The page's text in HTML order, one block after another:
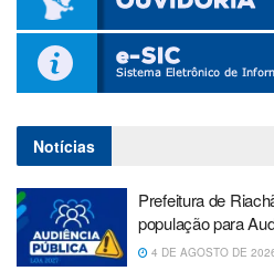
Notícias
Prefeitura de
população para
4 DE AGOSTO DE